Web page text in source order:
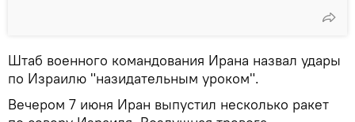
Штаб военного командования Ирана назвал удары
по Израилю "назидательным уроком".
Вечером 7 июня Иран выпустил несколько ракет